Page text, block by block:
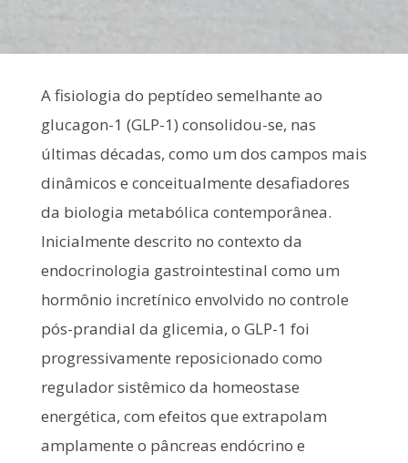
A fisiologia do peptídeo semelhante ao
glucagon-1 (GLP-1) consolidou-se, nas
últimas décadas, como um dos campos mais
dinâmicos e conceitualmente desafiadores
da biologia metabólica contemporânea.
Inicialmente descrito no contexto da
endocrinologia gastrointestinal como um
hormônio incretínico envolvido no controle
pós-prandial da glicemia, o GLP-1 foi
progressivamente reposicionado como
regulador sistêmico da homeostase
energética, com efeitos que extrapolam
amplamente o pâncreas endócrino e